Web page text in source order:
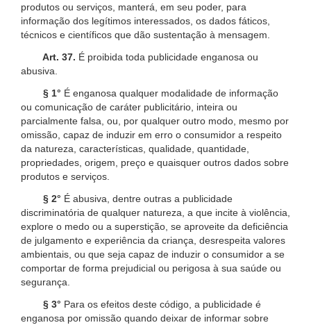
produtos ou serviços, manterá, em seu poder, para
informação dos legítimos interessados, os dados fáticos,
técnicos e científicos que dão sustentação à mensagem.
Art. 37. É proibida toda publicidade enganosa ou
abusiva.
§ 1° É enganosa qualquer modalidade de informação
ou comunicação de caráter publicitário, inteira ou
parcialmente falsa, ou, por qualquer outro modo, mesmo por
omissão, capaz de induzir em erro o consumidor a respeito
da natureza, características, qualidade, quantidade,
propriedades, origem, preço e quaisquer outros dados sobre
produtos e serviços.
§ 2° É abusiva, dentre outras a publicidade
discriminatória de qualquer natureza, a que incite à violência,
explore o medo ou a superstição, se aproveite da deficiência
de julgamento e experiência da criança, desrespeita valores
ambientais, ou que seja capaz de induzir o consumidor a se
comportar de forma prejudicial ou perigosa à sua saúde ou
segurança.
§ 3° Para os efeitos deste código, a publicidade é
enganosa por omissão quando deixar de informar sobre